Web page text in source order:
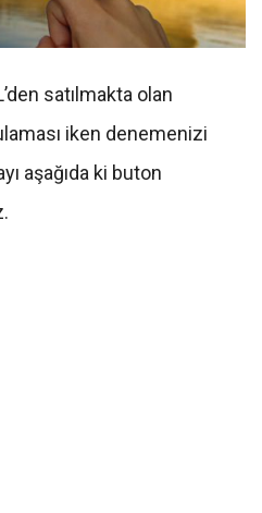
satılmakta olan
iken denemenizi
aşağıda ki buton